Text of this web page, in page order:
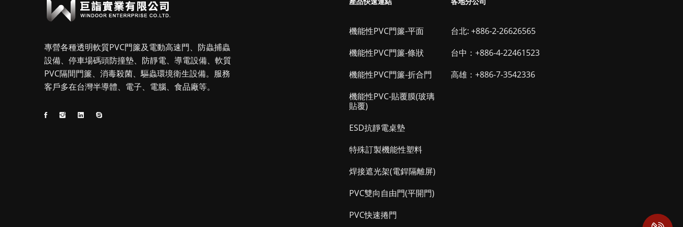
專營各種透明軟質PVC門簾及電動高速門、防蟲捕蟲
設備、停車場碼頭防撞墊、防靜電、導電設備、軟質
PVC隔間門簾、消毒殺菌、驅蟲環境衛生設備。服務
客戶多在台灣半導體、電子、電腦、食品廠等。
機能性PVC門簾-平面
機能性PVC門簾-條狀
機能性PVC門簾-折合門
機能性PVC-貼覆膜(玻璃
貼覆)
ESD抗靜電桌墊
特殊訂製機能性塑料
焊接遮光架(電銲隔離屏)
PVC雙向自由門(平開門)
PVC快速捲門
台北: +886-2-26626565
台中：+886-4-22461523
高雄：+886-7-3542336